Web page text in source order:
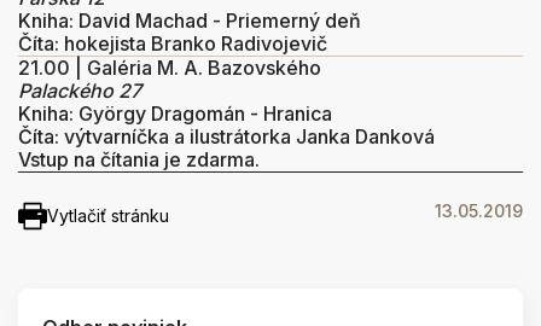
Kniha: David Machad - Priemerný deň
Číta: hokejista Branko Radivojevič
21.00 | Galéria M. A. Bazovského
Palackého 27
Kniha: György Dragomán - Hranica
Číta: výtvarníčka a ilustrátorka Janka Danková
Vstup na čítania je zdarma.
Vytlačiť stránku 13.05.2019